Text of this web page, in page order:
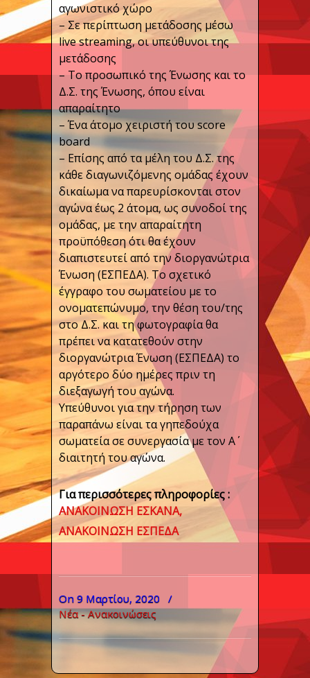
αγωνιστικό χώρο
– Σε περίπτωση μετάδοσης μέσω
live streaming, οι υπεύθυνοι της
μετάδοσης
– Το προσωπικό της Ένωσης και το
Δ.Σ. της Ένωσης, όπου είναι
απαραίτητο
– Ένα άτομο χειριστή του score
board
– Επίσης από τα μέλη του Δ.Σ. της
κάθε διαγωνιζόμενης ομάδας έχουν
δικαίωμα να παρευρίσκονται στον
αγώνα έως 2 άτομα, ως συνοδοί της
ομάδας, με την απαραίτητη
προϋπόθεση ότι θα έχουν
διαπιστευτεί από την διοργανώτρια
Ένωση (ΕΣΠΕΔΑ). Το σχετικό
έγγραφο του σωματείου με το
ονοματεπώνυμο, την θέση του/της
στο Δ.Σ. και τη φωτογραφία θα
πρέπει να κατατεθούν στην
διοργανώτρια Ένωση (ΕΣΠΕΔΑ) το
αργότερο δύο ημέρες πριν τη
διεξαγωγή του αγώνα.
Υπεύθυνοι για την τήρηση των
παραπάνω είναι τα γηπεδούχα
σωματεία σε συνεργασία με τον Α΄
διαιτητή του αγώνα.
Για περισσότερες πληροφορίες :
ΑΝΑΚΟΙΝΩΣΗ ΕΣΚΑΝΑ,
ΑΝΑΚΟΙΝΩΣΗ ΕΣΠΕΔΑ
On 9 Μαρτίου, 2020 /
Νέα - Ανακοινώσεις